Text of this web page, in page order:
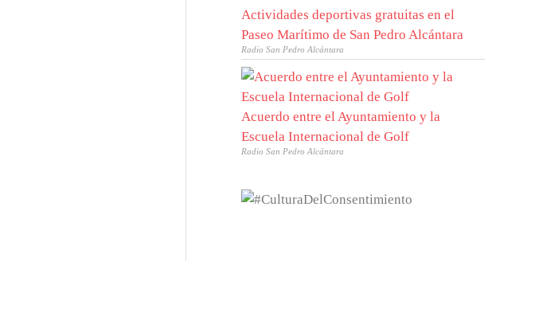
Actividades deportivas gratuitas en el
Paseo Marítimo de San Pedro Alcántara
Radio San Pedro Alcántara
Acuerdo entre el Ayuntamiento y la
Escuela Internacional de Golf
Radio San Pedro Alcántara